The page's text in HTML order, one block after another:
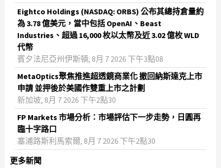
Eightco Holdings (NASDAQ: ORBS) 公布其總持倉量約
為 3.78 億美元，當中包括 OpenAI、Beast
Industries、超過 16,000 枚以太幣及近 3.02 億枚 WLD
代幣
賓夕法尼亞州伊斯頓, 8月 7 2026 下午3點08
MetaOptics聚焦推進超透鏡商業化 撤回納斯達克上市
申請 並押後於美國作雙重上市之計劃
新加坡, 8月 7 2026 下午2點30
FP Markets 市場分析：市場評估下一步走勢，日圓再
臨十字路口
塞浦路斯利馬索爾, 8月 7 2026 下午2點30
更多新聞